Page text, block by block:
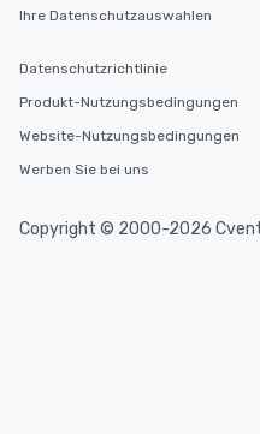
Ihre Datenschutzauswahlen
Datenschutzrichtlinie
Produkt-Nutzungsbedingungen
Website-Nutzungsbedingungen
Werben Sie bei uns
Copyright © 2000-2026